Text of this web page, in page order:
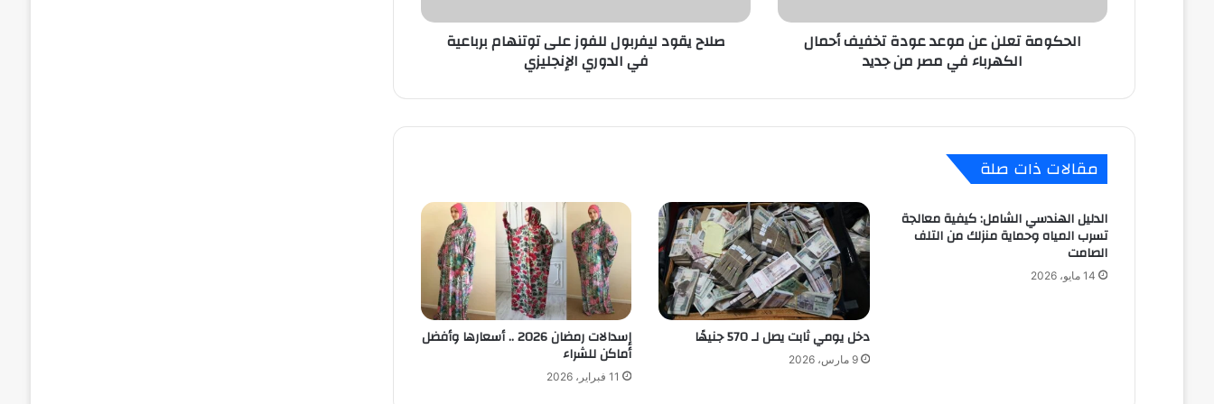
في
الحكومة تعلن عن موعد عودة تخفيف أحمال
الكهرباء في مصر من جديد
الدوري
الإنجليزيصلاح يقود ليفربول للفوز على توتنهام برباعية
في الدوري الإنجليزي
مقالات ذات صلة
الدليل الهندسي الشامل: كيفية معالجة
تسرب المياه وحماية منزلك من التلف
الصامت
14 مايو، 2026
دخل يومي ثابت يصل لـ 570 جنيهًا
9 مارس، 2026
إسدالات رمضان 2026 .. أسعارها وأفضل
أماكن للشراء
11 فبراير، 2026